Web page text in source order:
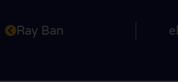
Ray Ban